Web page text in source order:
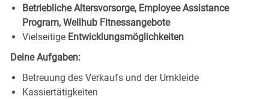
Betriebliche Altersvorsorge, Employee Assistance
Program, Wellhub Fitnessangebote
Vielseitige Entwicklungsmöglichkeiten
Deine Aufgaben:
Betreuung des Verkaufs und der Umkleide
Kassiertätigkeiten